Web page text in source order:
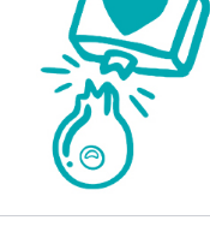
0/13
0/13
هو مرشدنا في